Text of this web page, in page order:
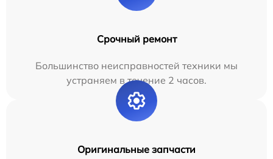
Срочный ремонт
Большинство неисправностей техники мы
устраняем в течение 2 часов.
Оригинальные запчасти